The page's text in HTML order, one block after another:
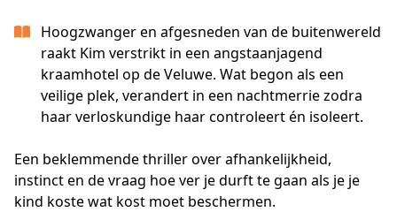
Hoogzwanger en afgesneden van de buitenwereld
raakt Kim verstrikt in een angstaanjagend
kraamhotel op de Veluwe. Wat begon als een
veilige plek, verandert in een nachtmerrie zodra
haar verloskundige haar controleert én isoleert.
Een beklemmende thriller over afhankelijkheid,
instinct en de vraag hoe ver je durft te gaan als je je
kind koste wat kost moet beschermen.